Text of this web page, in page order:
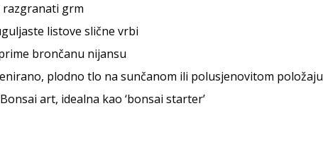
grm
listove slične vrbi
brončanu nijansu
plodno tlo na sunčanom ili polusjenovitom položaju
art, idealna kao ‘bonsai starter’